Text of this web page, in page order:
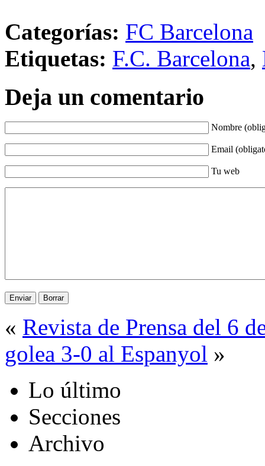
Categorías: FC Barcelona
Etiquetas: F.C. Barcelona,
Deja un comentario
Nombre
Email
Tu web
« Revista de Prensa del 6
golea 3-0 al Espanyol »
Lo último
Secciones
Archivo